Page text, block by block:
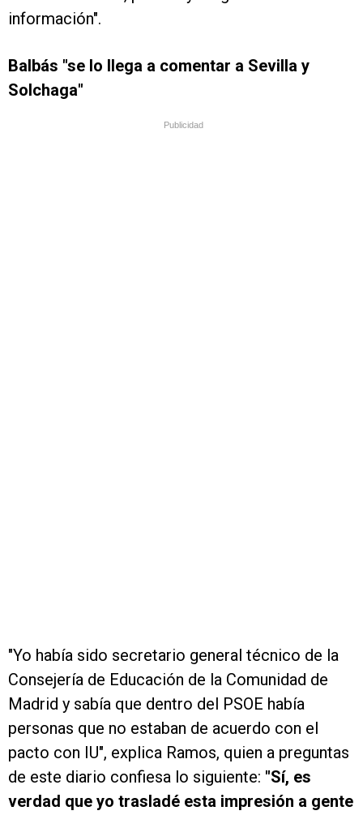
información".
Balbás "se lo llega a comentar a Sevilla y
Solchaga"
Publicidad
"Yo había sido secretario general técnico de la
Consejería de Educación de la Comunidad de
Madrid y sabía que dentro del PSOE había
personas que no estaban de acuerdo con el
pacto con IU", explica Ramos, quien a preguntas
de este diario confiesa lo siguiente: "Sí, es
verdad que yo trasladé esta impresión a gente